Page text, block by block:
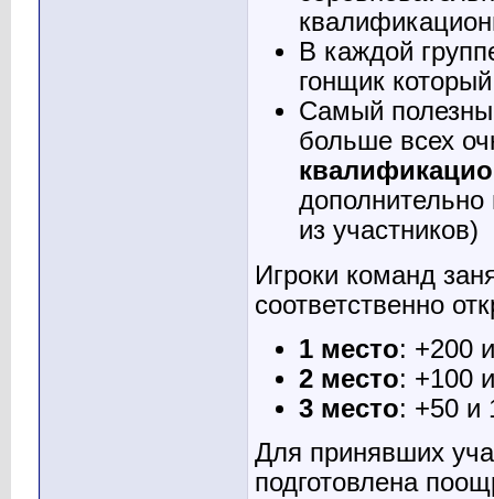
29.08.2020,
31.08.2020,10:43
В каждой
гонщик
Самый
больше всех
из участников)
Игроки команд
соответственно
1 место: +200
2 место: +100
3 место: +50 и
Для принявших
подготовлена